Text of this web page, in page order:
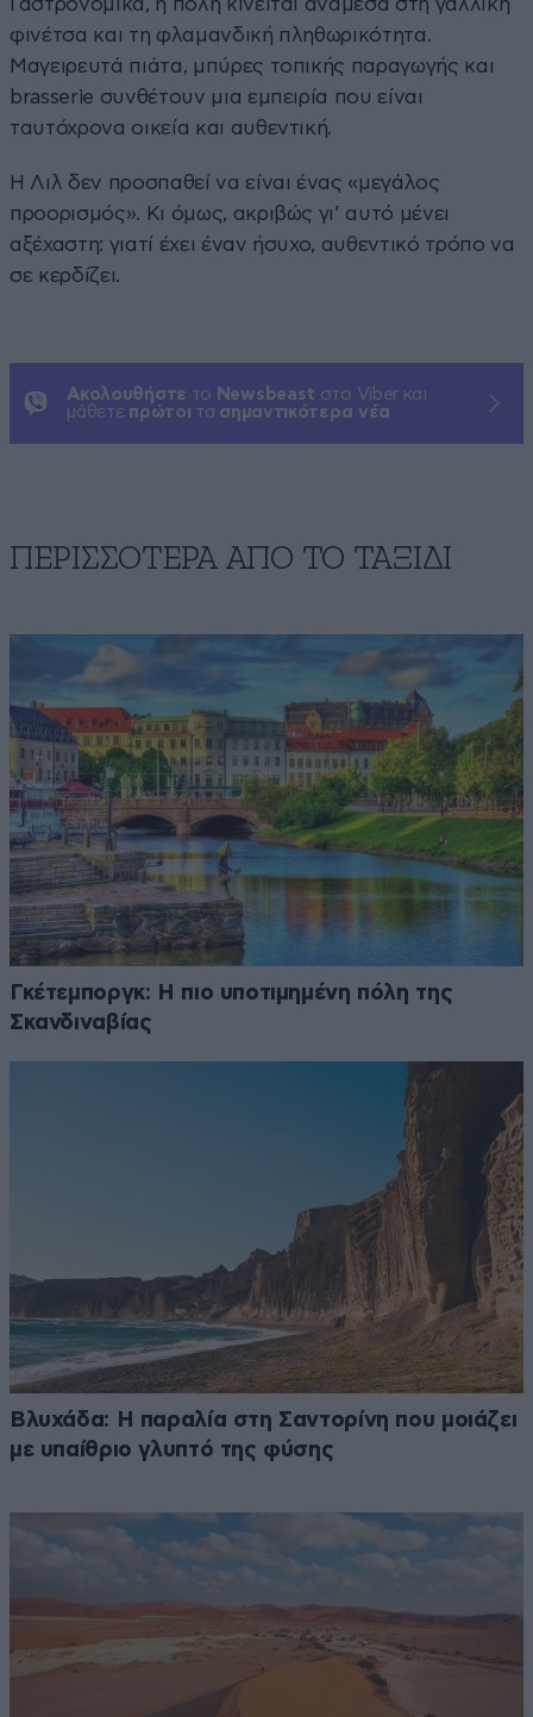
Γαστρονομικά, η πόλη κινείται ανάμεσα στη γαλλική
φινέτσα και τη φλαμανδική πληθωρικότητα.
Μαγειρευτά πιάτα, μπύρες τοπικής παραγωγής και
brasserie συνθέτουν μια εμπειρία που είναι
ταυτόχρονα οικεία και αυθεντική.
Η Λιλ δεν προσπαθεί να είναι ένας «μεγάλος
προορισμός». Κι όμως, ακριβώς γι’ αυτό μένει
αξέχαστη: γιατί έχει έναν ήσυχο, αυθεντικό τρόπο να
σε κερδίζει.
Ακολουθήστε το Newsbeast στο Viber και
μάθετε πρώτοι τα σημαντικότερα νέα
ΠΕΡΙΣΣΟΤΕΡΑ ΑΠΟ TO ΤΑΞΙΔΙ
Γκέτεμποργκ: Η πιο υποτιμημένη πόλη της
Σκανδιναβίας
Βλυχάδα: Η παραλία στη Σαντορίνη που μοιάζει
με υπαίθριο γλυπτό της φύσης